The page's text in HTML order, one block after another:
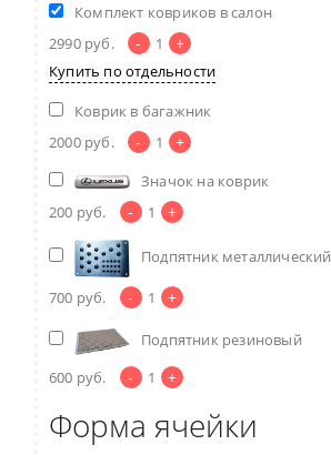
Комплект ковриков в салон
2990 руб. - 1 +
Купить по отдельности
Коврик в багажник
2000 руб. - 1 +
Значок на коврик
200 руб. - 1 +
Подпятник металлический
700 руб. - 1 +
Подпятник резиновый
600 руб. - 1 +
Форма ячейки